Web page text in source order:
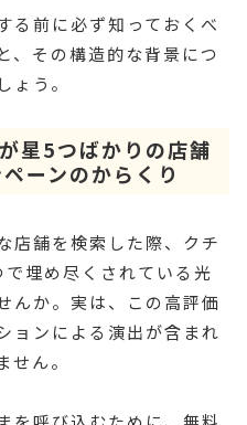
る前に必ず知っておくべ
、その構造的な背景につ
う。
星5つばかりの店舗
ーンのからくり
店舗を検索した際、クチ
埋め尽くされている光
んか。実は、この高評価
ョンによる演出が含まれ
ん。